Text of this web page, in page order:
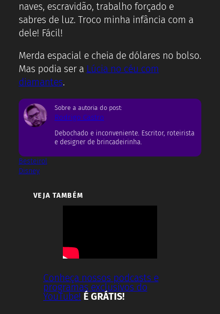
naves, escravidão, trabalho forçado e
sabres de luz. Troco minha infância com a
dele! Fácil!
Merda espacial e cheia de dólares no bolso.
Mas podia ser a Lúcia no céu com
diamantes.
Sobre a autoria do post:
Rodrigo Castro
Debochado e inconveniente. Escritor, roteirista
e designer de brincadeirinha.
Besteirol
Disney
VEJA TAMBÉM
Conheça nossos podcasts e
programas exclusivos do
YouTube! É GRÁTIS!